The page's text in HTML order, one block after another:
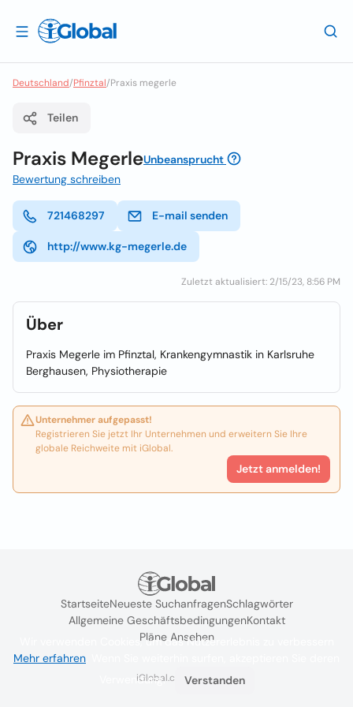
Deutschland/Pfinztal/Praxis megerle
Teilen
Praxis MegerleUnbeansprucht
Bewertung schreiben
721468297 E-mail senden
http://www.kg-megerle.de
Zuletzt aktualisiert: 2/15/23, 8:56 PM
Über
Praxis Megerle im Pfinztal, Krankengymnastik in Karlsruhe
Berghausen, Physiotherapie
Unternehmer aufgepasst!
Registrieren Sie jetzt Ihr Unternehmen und erweitern Sie Ihre
globale Reichweite mit iGlobal.
Jetzt anmelden!
StartseiteNeueste SuchanfragenSchlagwörter
Allgemeine GeschäftsbedingungenKontakt
Pläne Ansehen
iGlobal.co @ 2024
Wir verwenden Cookies, um das Nutzererlebnis zu verbessern
Mehr erfahren
Verwendung.
Verstanden